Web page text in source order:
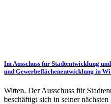
Im Ausschuss für Stadtentwicklung
und Gewerbeflächenentwicklung in
Witten. Der Ausschuss für
beschäftigt sich in seiner